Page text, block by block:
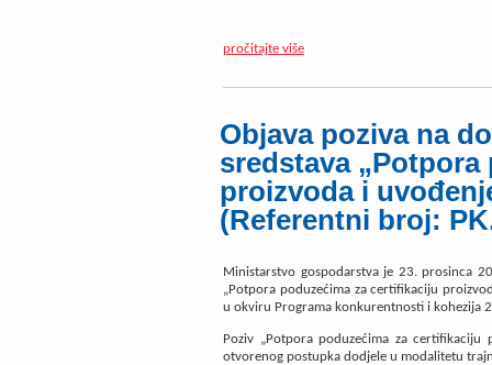
pročitajte više
Objava poziva na
sredstava
proizvoda i
(Referentni broj:
Ministarstvo gospodarstva je 23. prosinca
„Potpora poduzećima za certifikaciju
u okviru Programa konkurentnosti i kohezija
Poziv „Potpora poduzećima za
otvorenog postupka dodjele u modalitetu